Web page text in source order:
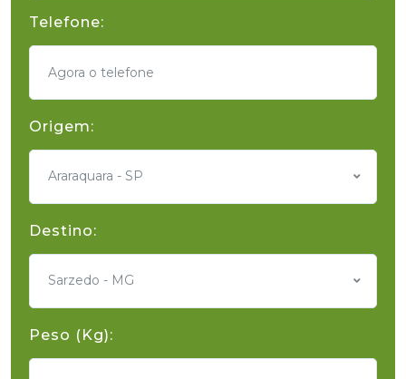
Telefone:
Origem:
Araraquara - SP
Destino:
Sarzedo - MG
Peso (Kg):